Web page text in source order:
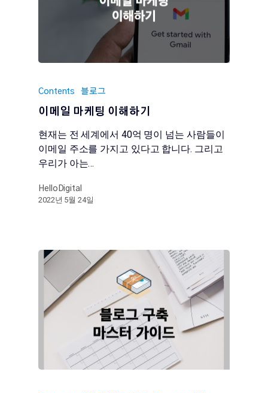
Contents 블로그
이메일 마케팅 이해하기
현재는 전 세계에서 40억 명이 넘는 사람들이
이메일 주소를 가지고 있다고 합니다. 그리고
우리가 아는…
HelloDigital
2022년 5월 24일